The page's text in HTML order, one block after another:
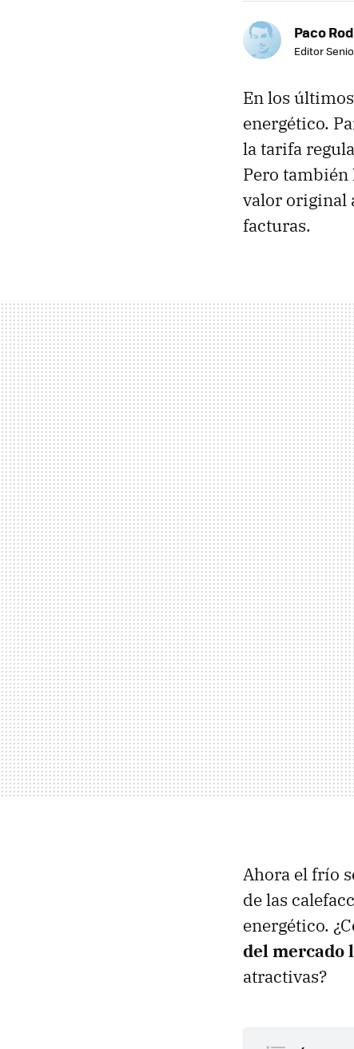
Paco
Editor
En los
energético.
la tarifa
Pero
valor original
facturas.
Ahora el frío
de las
energético.
del mercado
atractivas?